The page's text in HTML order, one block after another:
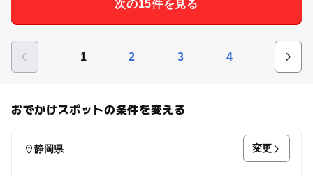
次の15件を見る
1 2 3 4
おでかけスポットの条件を変える
静岡県 変更